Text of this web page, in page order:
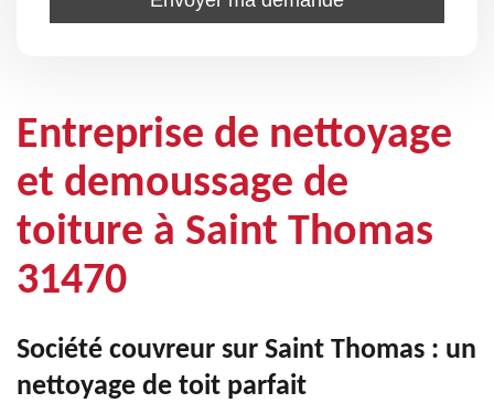
Entreprise de nettoyage
et demoussage de
toiture à Saint Thomas
31470
Société couvreur sur Saint Thomas : un
nettoyage de toit parfait